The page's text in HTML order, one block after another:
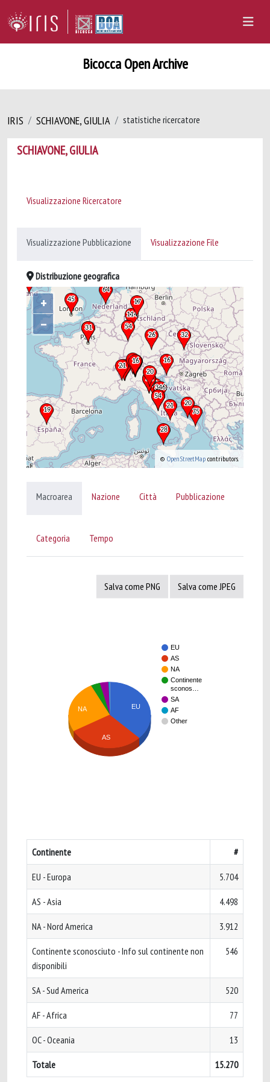
Bicocca Open Archive
IRIS SCHIAVONE, GIULIA statistiche ricercatore
SCHIAVONE, GIULIA
Visualizzazione Ricercatore
Visualizzazione Pubblicazione Visualizzazione File
Distribuzione geografica
+
–
© OpenStreetMap contributors.
Macroarea Nazione Città Pubblicazione
Categoria Tempo
Salva come PNG Salva come JPEG
EU
AS
NA
Continente
sconos…
SA
AF
Other
EU
NA
AS
Continente #
EU - Europa 5.704
AS - Asia 4.498
NA - Nord America 3.912
Continente sconosciuto - Info sul continente non
disponibili
546
SA - Sud America 520
AF - Africa 77
OC - Oceania 13
Totale 15.270